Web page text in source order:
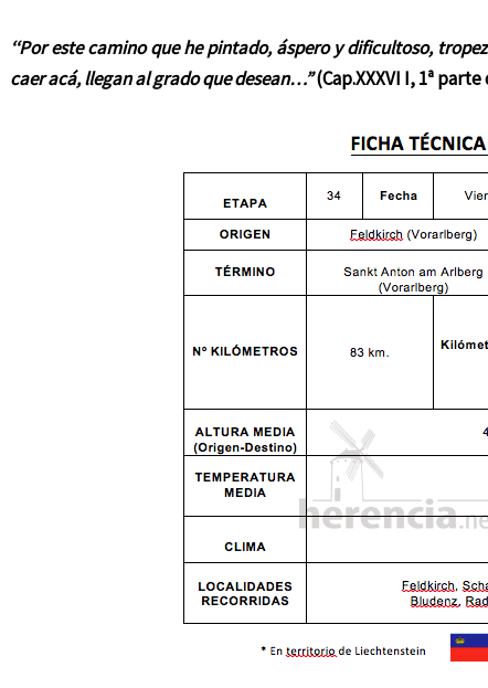
‘‘Por este camino que he pintado,áspero y dificultoso,
caer acá,llegan al grado que desean…”(Cap.XXXVI I, 1ª